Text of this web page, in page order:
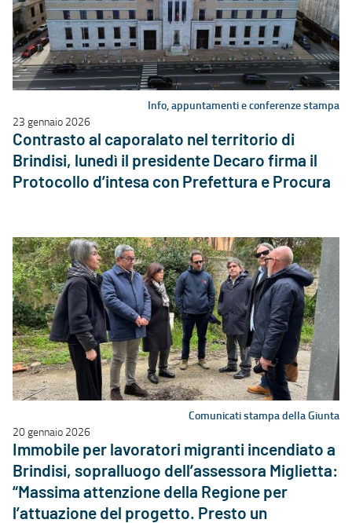
Info, appuntamenti e conferenze stampa
23 gennaio 2026
Contrasto al caporalato nel territorio di
Brindisi, lunedì il presidente Decaro firma il
Protocollo d’intesa con Prefettura e Procura
Comunicati stampa della Giunta
20 gennaio 2026
Immobile per lavoratori migranti incendiato a
Brindisi, sopralluogo dell’assessora Miglietta:
“Massima attenzione della Regione per
l’attuazione del progetto. Presto un